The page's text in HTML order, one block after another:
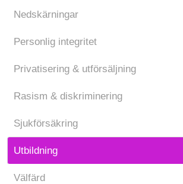
Nedskärningar
Personlig integritet
Privatisering & utförsäljning
Rasism & diskriminering
Sjukförsäkring
Utbildning
Välfärd